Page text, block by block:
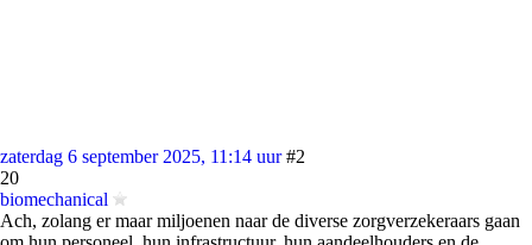
zaterdag 6 september 2025, 11:14 uur #2
20
biomechanical
Ach, zolang er maar miljoenen naar de diverse zorgverzekeraars gaan